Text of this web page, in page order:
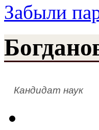
Забыли
Кандидат наук